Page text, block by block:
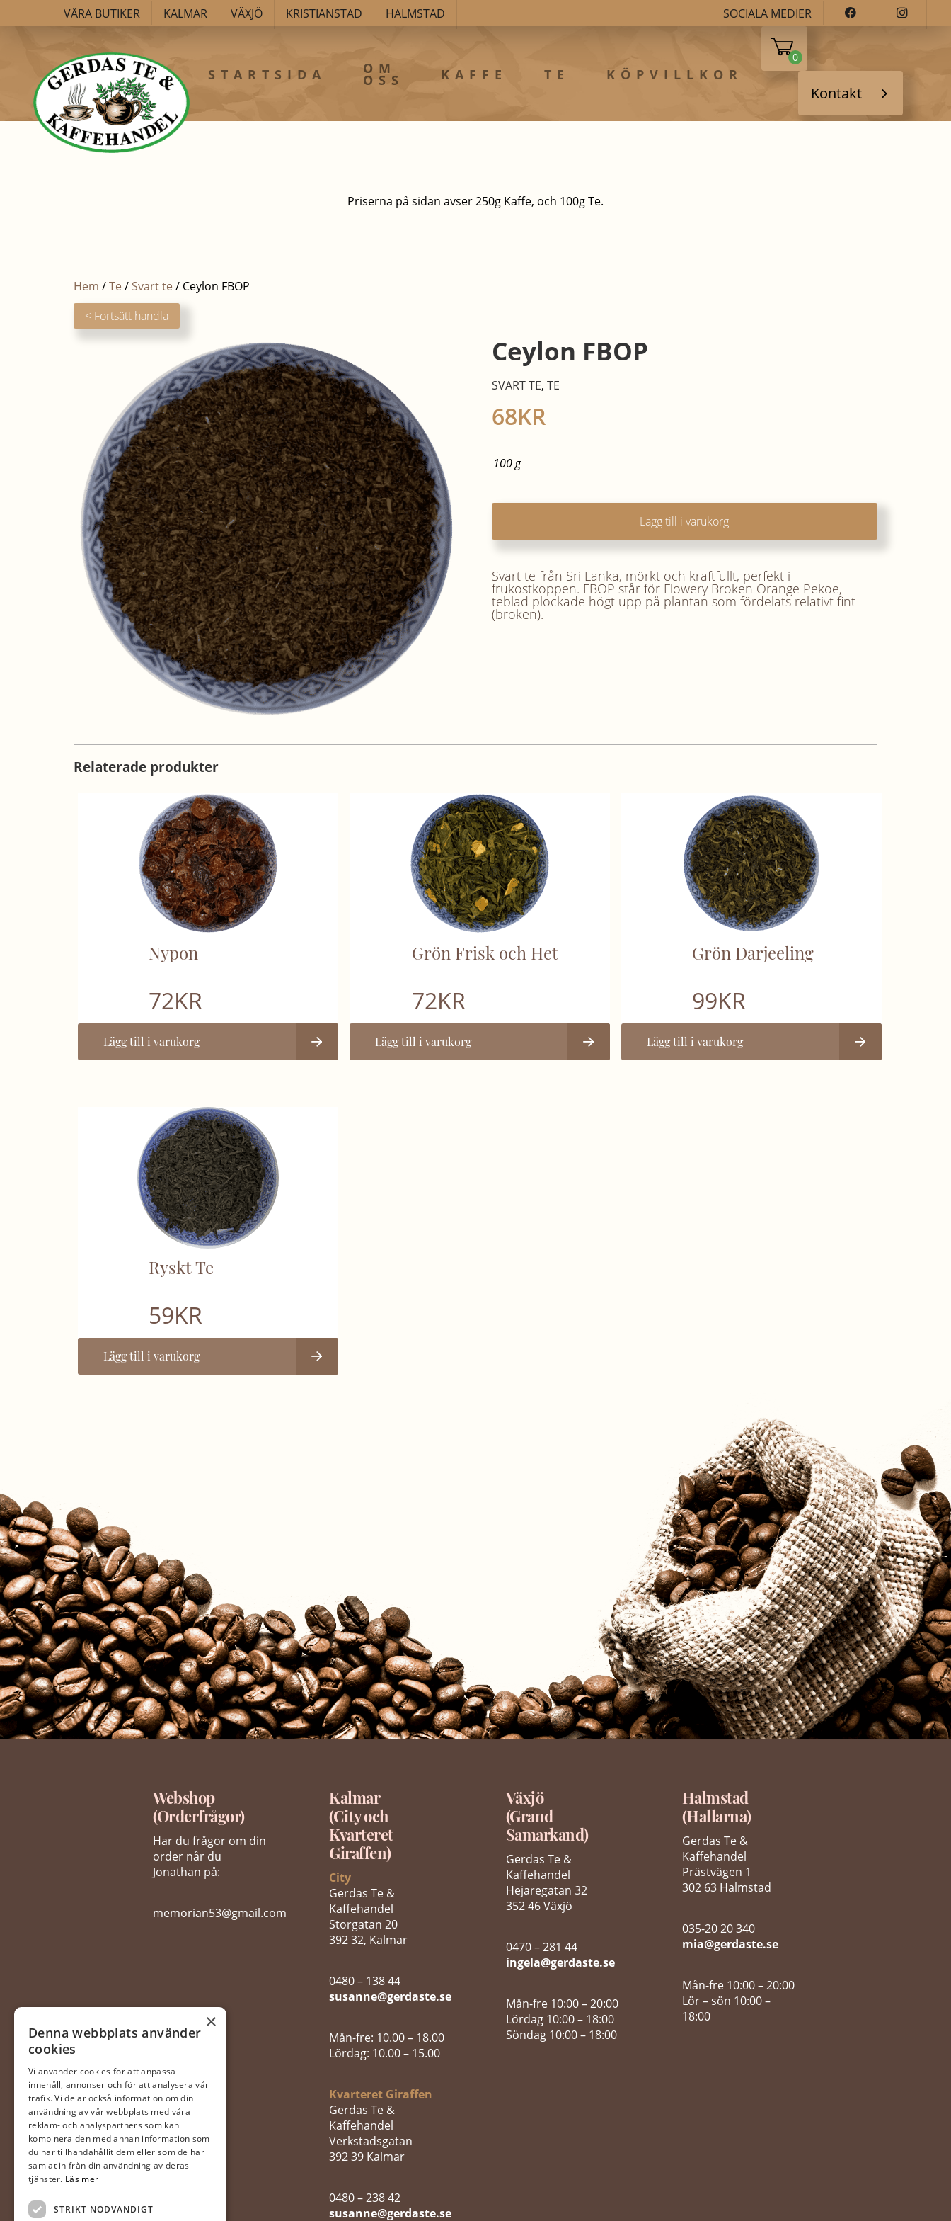
VÅRA BUTIKER KALMAR VÄXJÖ KRISTIANSTAD HALMSTAD SOCIALA MEDIER
STARTSIDA OM
OSS KAFFE TE KÖPVILLKOR
0
Kontakt
Priserna på sidan avser 250g Kaffe, och 100g Te.
Hem /Te / Svart te / Ceylon FBOP
< Fortsätt handla
Ceylon FBOP
SVART TE, TE
68KR
100 g
Lägg till i varukorg
Svart te från Sri Lanka, mörkt och kraftfullt, perfekt i
frukostkoppen. FBOP står för Flowery Broken Orange Pekoe,
teblad plockade högt upp på plantan som fördelats relativt fint
(broken).
Relaterade produkter
Nypon
72KR
Lägg till i varukorg
Grön Frisk och Het
72KR
Lägg till i varukorg
Grön Darjeeling
99KR
Lägg till i varukorg
Ryskt Te
59KR
Lägg till i varukorg
Webshop
(Orderfrågor)
Har du frågor om din
order når du
Jonathan på:
memorian53@gmail.com
Kalmar
(City och
Kvarteret
Giraffen)
City
Gerdas Te &
Kaffehandel
Storgatan 20
392 32, Kalmar
0480 – 138 44
susanne@gerdaste.se
Mån-fre: 10.00 – 18.00
Lördag: 10.00 – 15.00
Kvarteret Giraffen
Gerdas Te &
Kaffehandel
Verkstadsgatan
392 39 Kalmar
0480 – 238 42
susanne@gerdaste.se
Växjö
(Grand
Samarkand)
Gerdas Te &
Kaffehandel
Hejaregatan 32
352 46 Växjö
0470 – 281 44
ingela@gerdaste.se
Mån-fre 10:00 – 20:00
Lördag 10:00 – 18:00
Söndag 10:00 – 18:00
Halmstad
(Hallarna)
Gerdas Te &
Kaffehandel
Prästvägen 1
302 63 Halmstad
035-20 20 340
mia@gerdaste.se
Mån-fre 10:00 – 20:00
Lör – sön 10:00 –
18:00
×
Denna webbplats använder
cookies
Vi använder cookies för att anpassa
innehåll, annonser och för att analysera vår
trafik. Vi delar också information om din
användning av vår webbplats med våra
reklam- och analyspartners som kan
kombinera den med annan information som
du har tillhandahållit dem eller som de har
samlat in från din användning av deras
tjänster. Läs mer
STRIKT NÖDVÄNDIGT